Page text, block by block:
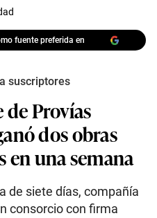
fuente preferida en
suscriptores
de Provías
dos obras
en una semana
de siete días, compañía
consorcio con firma